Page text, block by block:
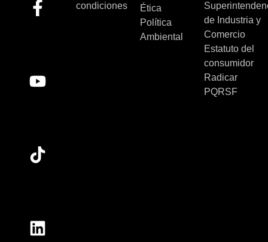
condiciones
Ética
Política
Ambiental
de Industria y
Comercio
Estatuto del
consumidor
Radicar
PQRSF